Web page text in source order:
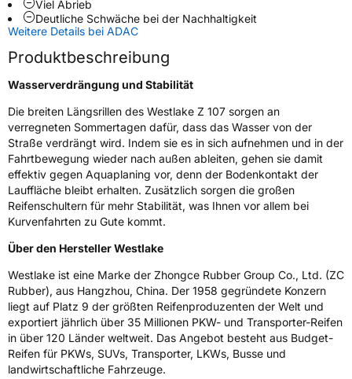
ZustandNeureifen
VerstärktXL
EU Label
EffizienzC
NasshaftungB
Rollgeräusch (Klasse) B
Rollgeräusch (dB)72
Fahrzeugklasse C1
3PMSF / Schneeflockensymbol / Alpine-SymbolNein
EisgripNein
Viel Abrieb
Deutliche Schwäche bei der Nachhaltigkeit
Weitere Details bei ADAC
Produktbeschreibung
Wasserverdrängung und Stabilität
Die breiten Längsrillen des Westlake Z 107 sorgen an
verregneten Sommertagen dafür, dass das Wasser von der
Straße verdrängt wird. Indem sie es in sich aufnehmen und in der
Fahrtbewegung wieder nach außen ableiten, gehen sie damit
effektiv gegen Aquaplaning vor, denn der Bodenkontakt der
Lauffläche bleibt erhalten. Zusätzlich sorgen die großen
Reifenschultern für mehr Stabilität, was Ihnen vor allem bei
Kurvenfahrten zu Gute kommt.
Über den Hersteller Westlake
Westlake ist eine Marke der Zhongce Rubber Group Co., Ltd. (ZC
Rubber), aus Hangzhou, China. Der 1958 gegründete Konzern
liegt auf Platz 9 der größten Reifenproduzenten der Welt und
exportiert jährlich über 35 Millionen PKW- und Transporter-Reifen
in über 120 Länder weltweit. Das Angebot besteht aus Budget-
Reifen für PKWs, SUVs, Transporter, LKWs, Busse und
landwirtschaftliche Fahrzeuge.